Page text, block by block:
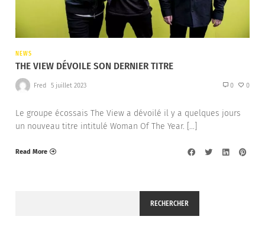
NEWS
THE VIEW DÉVOILE SON DERNIER TITRE
Fred 5 juillet 2023 0 0
Le groupe écossais The View a dévoilé il y a quelques jours
un nouveau titre intitulé Woman Of The Year. […]
Read More
RECHERCHER